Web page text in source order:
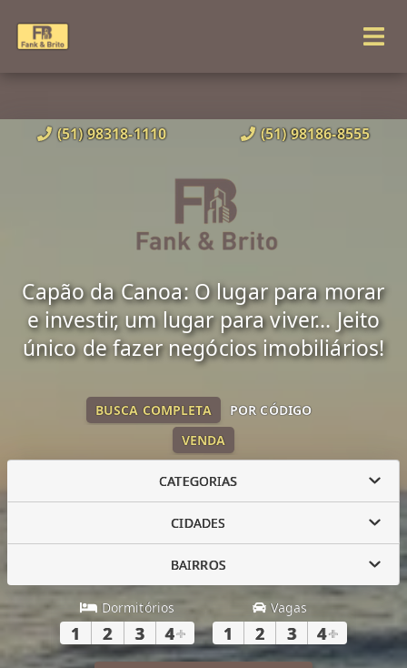
(51) 98318-1110 (51) 98186-8555
Capão da Canoa: O lugar para morar
e investir, um lugar para viver... Jeito
único de fazer negócios imobiliários!
VENDA
BUSCA COMPLETA POR CÓDIGO
CATEGORIAS
CIDADES
BAIRROS
Dormitórios
1 2 3 4+
Vagas
1 2 3 4+